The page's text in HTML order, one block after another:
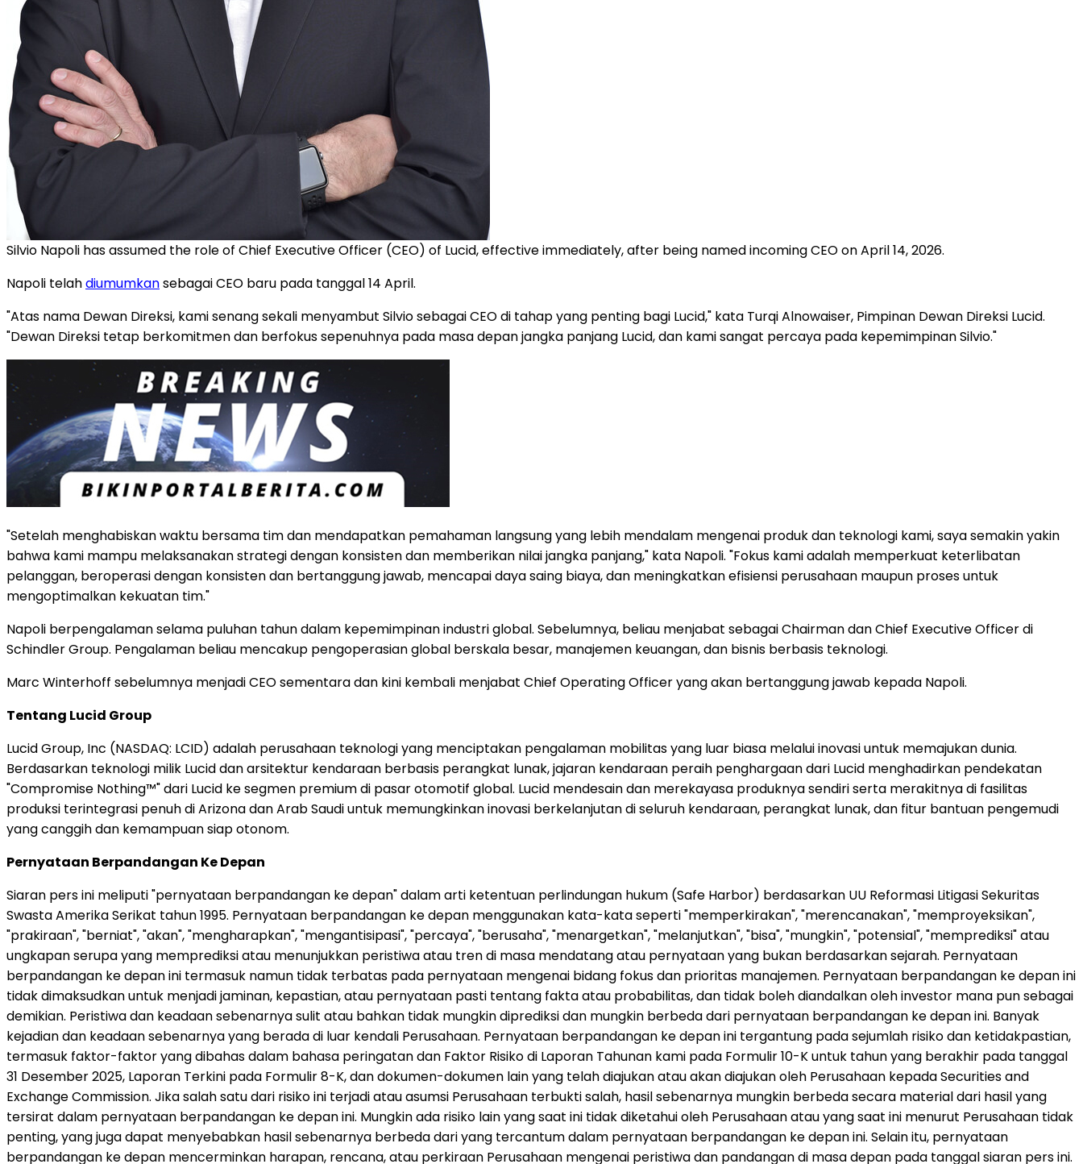
Silvio Napoli has assumed the role of Chief Executive Officer (CEO) of Lucid, effective immediately, after being named incoming CEO on April 14, 2026.
Napoli telahdiumumkansebagai CEO baru pada tanggal 14 April.
"Atas nama Dewan Direksi, kami senang sekali menyambut Silvio sebagai CEO di tahap yang penting bagi Lucid," kata Turqi Alnowaiser, Pimpinan Dewan Direksi Lucid.
"Dewan Direksi tetap berkomitmen dan berfokus sepenuhnya pada masa depan jangka panjang Lucid, dan kami sangat percaya pada kepemimpinan Silvio."
"Setelah menghabiskan waktu bersama tim dan mendapatkan pemahaman langsung yang lebih mendalam mengenai produk dan teknologi kami, saya semakin yakin
bahwa kami mampu melaksanakan strategi dengan konsisten dan memberikan nilai jangka panjang," kata Napoli. "Fokus kami adalah memperkuat keterlibatan
pelanggan, beroperasi dengan konsisten dan bertanggung jawab, mencapai daya saing biaya, dan meningkatkan efisiensi perusahaan maupun proses untuk
mengoptimalkan kekuatan tim."
Napoli berpengalaman selama puluhan tahun dalam kepemimpinan industri global. Sebelumnya, beliau menjabat sebagai Chairman dan Chief Executive Officer di
Schindler Group. Pengalaman beliau mencakup pengoperasian global berskala besar, manajemen keuangan, dan bisnis berbasis teknologi.
Marc Winterhoff sebelumnya menjadi CEO sementara dan kini kembali menjabat Chief Operating Officer yang akan bertanggung jawab kepada Napoli.
Tentang Lucid Group
Lucid Group, Inc (NASDAQ: LCID) adalah perusahaan teknologi yang menciptakan pengalaman mobilitas yang luar biasa melalui inovasi untuk memajukan dunia.
Berdasarkan teknologi milik Lucid dan arsitektur kendaraan berbasis perangkat lunak, jajaran kendaraan peraih penghargaan dari Lucid menghadirkan pendekatan
"Compromise Nothing™" dari Lucid ke segmen premium di pasar otomotif global. Lucid mendesain dan merekayasa produknya sendiri serta merakitnya di fasilitas
produksi terintegrasi penuh di Arizona dan Arab Saudi untuk memungkinkan inovasi berkelanjutan di seluruh kendaraan, perangkat lunak, dan fitur bantuan pengemudi
yang canggih dan kemampuan siap otonom.
Pernyataan Berpandangan Ke Depan
Siaran pers ini meliputi "pernyataan berpandangan ke depan" dalam arti ketentuan perlindungan hukum (Safe Harbor) berdasarkan UU Reformasi Litigasi Sekuritas
Swasta Amerika Serikat tahun 1995. Pernyataan berpandangan ke depan menggunakan kata-kata seperti "memperkirakan", "merencanakan", "memproyeksikan",
"prakiraan", "berniat", "akan", "mengharapkan", "mengantisipasi", "percaya", "berusaha", "menargetkan", "melanjutkan", "bisa", "mungkin", "potensial", "memprediksi" atau
ungkapan serupa yang memprediksi atau menunjukkan peristiwa atau tren di masa mendatang atau pernyataan yang bukan berdasarkan sejarah. Pernyataan
berpandangan ke depan ini termasuk namun tidak terbatas pada pernyataan mengenai bidang fokus dan prioritas manajemen. Pernyataan berpandangan ke depan ini
tidak dimaksudkan untuk menjadi jaminan, kepastian, atau pernyataan pasti tentang fakta atau probabilitas, dan tidak boleh diandalkan oleh investor mana pun sebagai
demikian. Peristiwa dan keadaan sebenarnya sulit atau bahkan tidak mungkin diprediksi dan mungkin berbeda dari pernyataan berpandangan ke depan ini. Banyak
kejadian dan keadaan sebenarnya yang berada di luar kendali Perusahaan. Pernyataan berpandangan ke depan ini tergantung pada sejumlah risiko dan ketidakpastian,
termasuk faktor-faktor yang dibahas dalam bahasa peringatan dan Faktor Risiko di Laporan Tahunan kami pada Formulir 10-K untuk tahun yang berakhir pada tanggal
31 Desember 2025, Laporan Terkini pada Formulir 8-K, dan dokumen-dokumen lain yang telah diajukan atau akan diajukan oleh Perusahaan kepada Securities and
Exchange Commission. Jika salah satu dari risiko ini terjadi atau asumsi Perusahaan terbukti salah, hasil sebenarnya mungkin berbeda secara material dari hasil yang
tersirat dalam pernyataan berpandangan ke depan ini. Mungkin ada risiko lain yang saat ini tidak diketahui oleh Perusahaan atau yang saat ini menurut Perusahaan tidak
penting, yang juga dapat menyebabkan hasil sebenarnya berbeda dari yang tercantum dalam pernyataan berpandangan ke depan ini. Selain itu, pernyataan
berpandangan ke depan mencerminkan harapan, rencana, atau perkiraan Perusahaan mengenai peristiwa dan pandangan di masa depan pada tanggal siaran pers ini.